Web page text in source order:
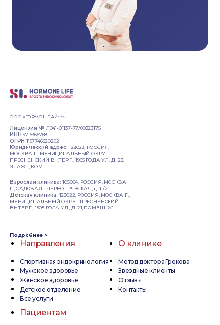
ООО «ГОРМОНЛАЙФ».
Лицензия № Л041-01137-77/00323175
ИНН 9715365768
ОГРН 1197746620202
Юридический адрес:123022, РОССИЯ,
МОСКВА Г., МУНИЦИПАЛЬНЫЙ ОКРУГ
ПРЕСНЕНСКИЙ ВН.ТЕР.Г., 1905 ГОДА УЛ., Д. 23,
ЭТАЖ 1, КОМ. 1
Взрослая клиника: 105064, РОССИЯ, МОСКВА
Г., САДОВАЯ - ЧЕРНОГРЯЗСКАЯ, д. 11/2
Детская клиника: 123022, РОССИЯ, МОСКВА Г.,
МУНИЦИПАЛЬНЫЙ ОКРУГ ПРЕСНЕНСКИЙ
ВН.ТЕР.Г., 1905 ГОДА УЛ., Д. 21, ПОМЕЩ. 2/1
Подробнее >
Направления
Спортивная эндокринология
Мужское здоровье
Женское здоровье
Детское отделение
Все услуги
О клинике
Метод доктора Грекова
Звездные клиенты
Отзывы
Контакты
Пациентам